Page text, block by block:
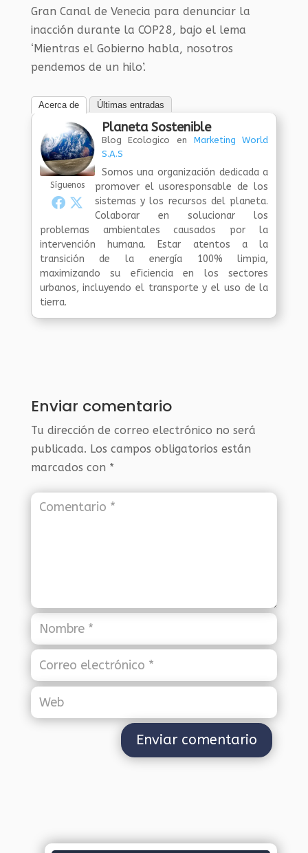
Gran Canal de Venecia para denunciar la
inacción durante la COP28, bajo el lema
‘Mientras el Gobierno habla, nosotros
pendemos de un hilo’.
Acerca de Últimas entradas
Síguenos
Planeta Sostenible
Blog Ecologico en Marketing World
S.A.S
Somos una organización dedicada a
promover el usoresponsable de los
sistemas y los recursos del planeta.
Colaborar en solucionar los
problemas ambientales causados por la
intervención humana. Estar atentos a la
transición de la energía 100% limpia,
maximizando su eficiencia en los sectores
urbanos, incluyendo el transporte y el uso de la
tierra.
Enviar comentario
Tu dirección de correo electrónico no será
publicada. Los campos obligatorios están
marcados con *